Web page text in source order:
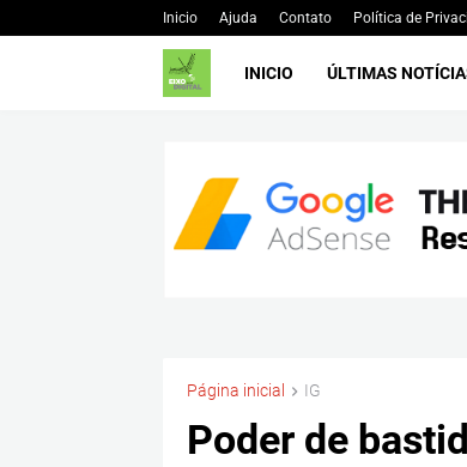
Inicio Ajuda Contato Política de
INICIO ÚLTIMAS
Página inicial IG
Poder de